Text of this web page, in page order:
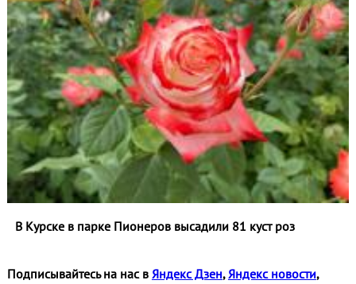
В Курске в парке Пионеров высадили 81 куст роз
Подписывайтесь на нас в Яндекс Дзен, Яндекс новости,